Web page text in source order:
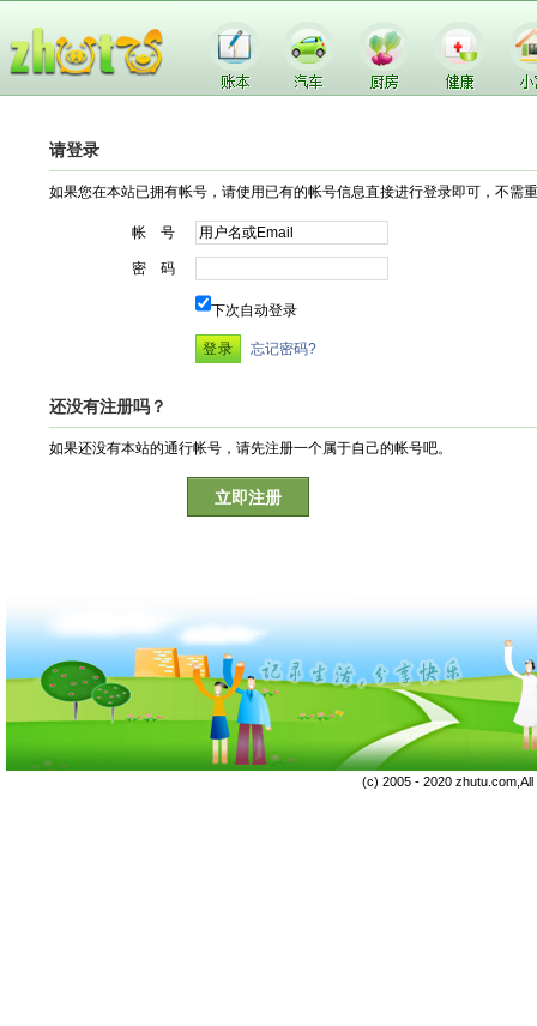
请登录
如果您在本站已拥有帐号，请使用已有的帐号信息直接进行登录即可，不需
帐 号
密 码
下次自动登录
忘记密码?
还没有注册吗？
如果还没有本站的通行帐号，请先注册一个属于自己的帐号吧。
立即注册
(c) 2005 - 2020